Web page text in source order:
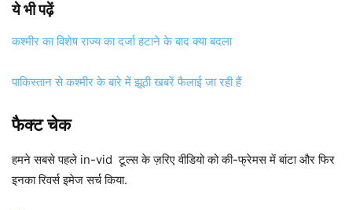
ये भी पढ़ें
कश्मीर का विशेष राज्य का दर्जा हटाने के बाद क्या बदला
पाकिस्तान से कश्मीर के बारे में झूठी खबरें फैलाई जा रही हैं
फैक्ट चेक
हमने सबसे पहले in-vid टूल्स के ज़रिए वीडियो को की-फ्रेमस में बांटा और फिर
इनका रिवर्स इमेज सर्च किया.